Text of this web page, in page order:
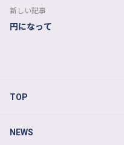
新しい記事
円になって
TOP
NEWS